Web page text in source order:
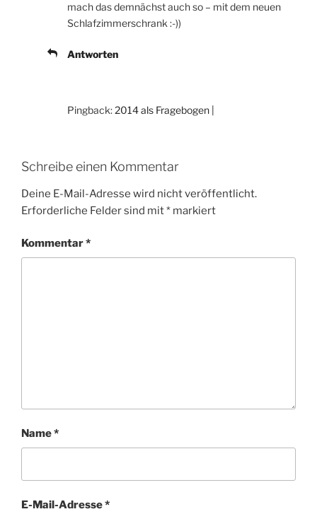
mach das demnächst auch so – mit dem neuen
Schlafzimmerschrank :-))
Antworten
Pingback:2014 als Fragebogen |
Schreibe einen Kommentar
Deine E-Mail-Adresse wird nicht veröffentlicht.
Erforderliche Felder sind mit* markiert
Kommentar*
Name*
E-Mail-Adresse*